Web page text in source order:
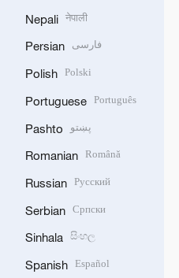
Nepali नेपाली
Persian فارسی
Polish Polski
Portuguese Português
Pashto پښتو
Romanian Română
Russian Русский
Serbian Српски
Sinhala සිංහල
Spanish Español